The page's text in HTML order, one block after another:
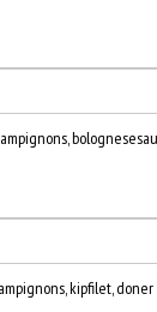
kipfilet,